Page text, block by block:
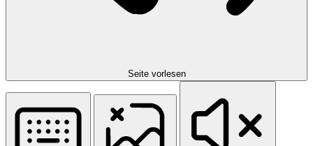
Seite vorlesen